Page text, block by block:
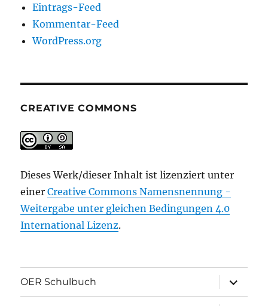
Eintrags-Feed
Kommentar-Feed
WordPress.org
CREATIVE COMMONS
Dieses Werk/dieser Inhalt ist lizenziert unter
einerCreative Commons Namensnennung -
Weitergabe unter gleichen Bedingungen 4.0
International Lizenz.
OER Schulbuch
öffnen